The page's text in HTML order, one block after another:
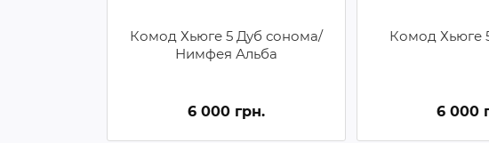
Комод Хьюге 5 Дуб сонома/
Нимфея Альба
6 000 грн.
Комод Хьюге
6 000